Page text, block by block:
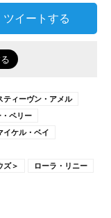
ツイートする
ティーヴン・アメル
ペリー
イケル・ベイ
ズ＞
ローラ・リニー